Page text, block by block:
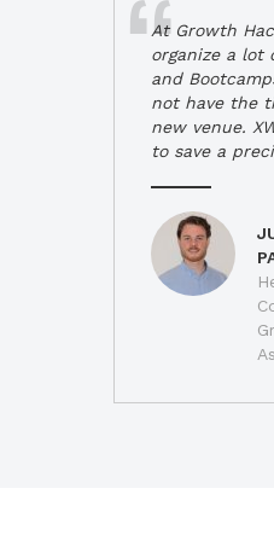
At Growth
organize a lot
and
not have the
new venue.
to save a